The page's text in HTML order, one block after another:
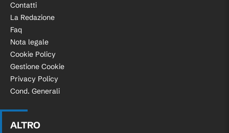
Contatti
La Redazione
Faq
Nota legale
Cookie Policy
Gestione Cookie
Privacy Policy
Cond. Generali
ALTRO